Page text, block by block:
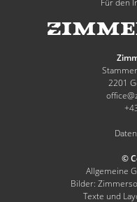
Für den
2201
©
Allgemeine
Bilder:
Texte und